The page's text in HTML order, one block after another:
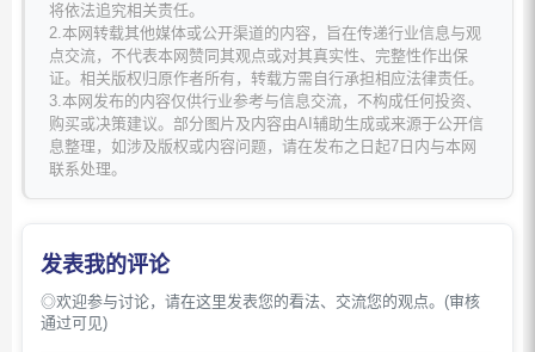
将依法追究相关责任。
2.本网转载其他媒体或公开渠道的内容，旨在传递行业信息与观
点交流，不代表本网赞同其观点或对其真实性、完整性作出保
证。相关版权归原作者所有，转载方需自行承担相应法律责任。
3.本网发布的内容仅供行业参考与信息交流，不构成任何投资、
购买或决策建议。部分图片及内容由AI辅助生成或来源于公开信
息整理，如涉及版权或内容问题，请在发布之日起7日内与本网
联系处理。
发表我的评论
◎欢迎参与讨论，请在这里发表您的看法、交流您的观点。(审核
通过可见)